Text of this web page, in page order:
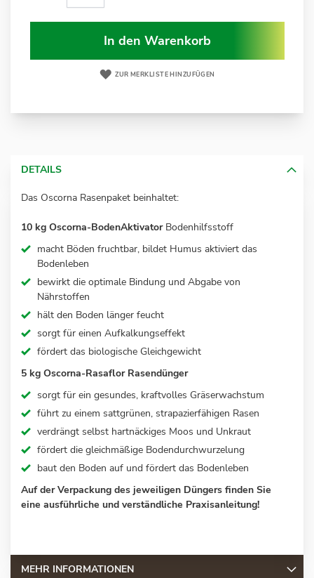
In den Warenkorb
ZUR MERKLISTE HINZUFÜGEN
DETAILS
Das Oscorna Rasenpaket beinhaltet:
10 kg Oscorna-BodenAktivatorBodenhilfsstoff
macht Böden fruchtbar, bildet Humus aktiviert das
Bodenleben
bewirkt die optimale Bindung und Abgabe von
Nährstoffen
hält den Boden länger feucht
sorgt für einen Aufkalkungseffekt
fördert das biologische Gleichgewicht
5 kg Oscorna-Rasaflor Rasendünger
sorgt für ein gesundes, kraftvolles Gräserwachstum
führt zu einem sattgrünen, strapazierfähigen Rasen
verdrängt selbst hartnäckiges Moos und Unkraut
fördert die gleichmäßige Bodendurchwurzelung
baut den Boden auf und fördert das Bodenleben
Auf der Verpackung des jeweiligen Düngers finden Sie
eine ausführliche und verständliche Praxisanleitung!
MEHR INFORMATIONEN